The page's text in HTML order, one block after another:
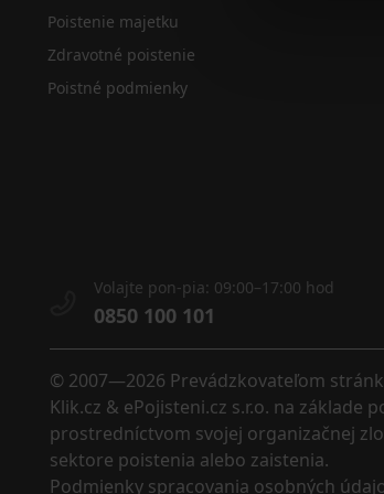
Poistenie majetku
Zdravotné poistenie
Poistné podmienky
Volajte pon-pia: 09:00–17:00 hod
0850 100 101
© 2007—2026 Prevádzkovateľom
Klik.cz & ePojisteni.cz s.r.o. na
prostredníctvom svojej organizačnej
sektore poistenia alebo zaistenia.
Podmienky spracovania osobných